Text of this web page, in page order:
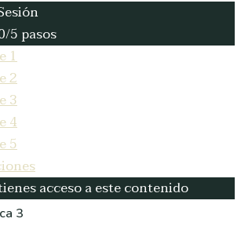
5 pasos
1
2
3
4
5
acceso a este contenido
3